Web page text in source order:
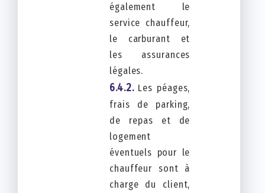
également le
service chauffeur,
le carburant et
les assurances
légales.
Les péages,
frais de parking,
de repas et de
logement
éventuels pour le
chauffeur sont à
charge du client,